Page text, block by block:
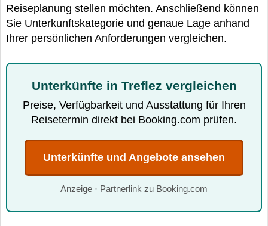
Reiseplanung stellen möchten. Anschließend können
Sie Unterkunftskategorie und genaue Lage anhand
Ihrer persönlichen Anforderungen vergleichen.
Unterkünfte in Treflez vergleichen
Preise, Verfügbarkeit und Ausstattung für Ihren
Reisetermin direkt bei Booking.com prüfen.
Unterkünfte und Angebote ansehen
Anzeige · Partnerlink zu Booking.com